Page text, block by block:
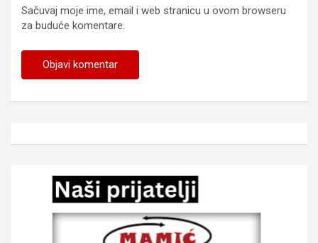
Sačuvaj moje ime, email i web stranicu u ovom browseru
za buduće komentare.